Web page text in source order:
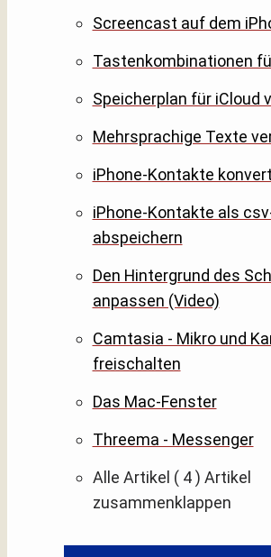
Screencast auf dem
Tastenkombinationen
Speicherplan für iCloud
Mehrsprachige Texte
iPhone-Kontakte
iPhone-Kontakte als
abspeichern
Den Hintergrund des
anpassen (Video)
Camtasia - Mikro und
freischalten
Das Mac-Fenster
Threema - Messenger
Alle Artikel ( 4 ) Artikel
zusammenklappen